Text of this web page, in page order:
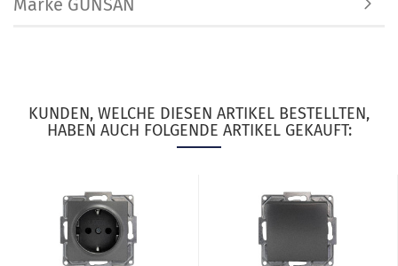
Marke GUNSAN
KUNDEN, WELCHE DIESEN ARTIKEL BESTELLTEN,
HABEN AUCH FOLGENDE ARTIKEL GEKAUFT: